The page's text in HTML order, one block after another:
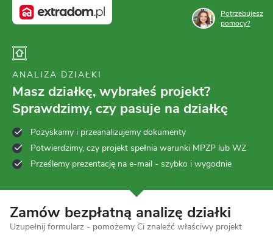
ANALIZA DZIAŁKI
Masz działkę, wybrałeś projekt?
Sprawdzimy, czy pasuje na działkę
Pozyskamy i przeanalizujemy dokumenty
Potwierdzimy, czy projekt spełnia warunki MPZP lub WZ
Prześlemy prezentację na e-mail - szybko i wygodnie
Potrzebujesz
pomocy?
Zamów bezpłatną analizę działki
Uzupełnij formularz - pomożemy Ci znaleźć właściwy projekt